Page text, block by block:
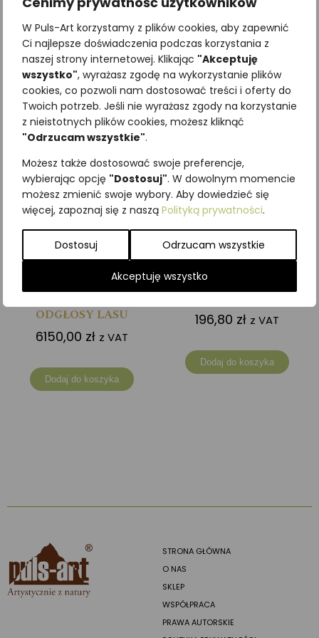
W Puls-Art korzystamy z plików cookies, aby zapewnić
Ci najlepsze doświadczenia podczas korzystania z
naszej strony internetowej. Klikając "Akceptuję
wszystko", wyrażasz zgodę na wykorzystanie plików
cookies, co pozwoli nam dostosować treści i oferty do
Twoich potrzeb. Jeśli nie wyrażasz zgody na korzystanie
z nieistotnych plików cookies, możesz kliknąć
"Odrzucam wszystkie".
Możesz także dostosować swoje preferencje,
wybierając opcję "Dostosuj". W dowolnym momencie
możesz zmienić swoje wybory. Aby dowiedzieć się
więcej, zapoznaj się z naszą Polityką prywatności.
Dostosuj Odrzucam wszystkie
Akceptuję wszystko
ŚLIMAK
49,20zł z VAT
Dodaj do koszyka
pamięciowa GRZYBY
79,95zł z VAT
Dodaj do koszyka
Tablica dźwiękowa
ODGŁOSY LASU
6150,00 zł z VAT
Dodaj do koszyka
Domino drewniane I
196,80 zł z VAT
Dodaj do koszyka
STRONA GŁÓWNA
O NAS
SKLEP
WSPÓŁPRACA
PRAWA AUTORSKIE